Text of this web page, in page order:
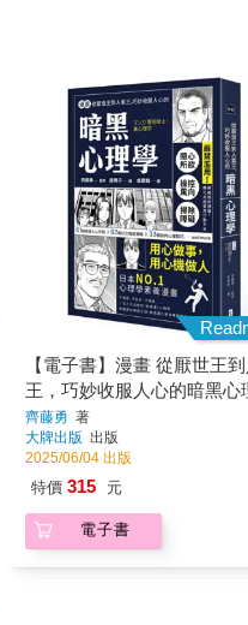
【電子書】漫畫 從厭世王
王，巧妙收服人心的暗黑心
【經典珍藏版】
齊藤勇 著
大牌出版 出版
2025/06/04 出版
特價 315 元
電子書